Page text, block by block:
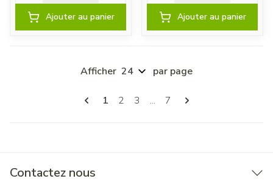
Ajouter au panier Ajouter au panier
Pages
Vous lisez actuellement la page
1 Page
2 Page
3 ... Page
7
Afficher par page
Contactez nous